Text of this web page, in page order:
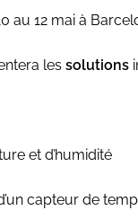
au 12 mai à
les solutions
et d’humidité
capteur de